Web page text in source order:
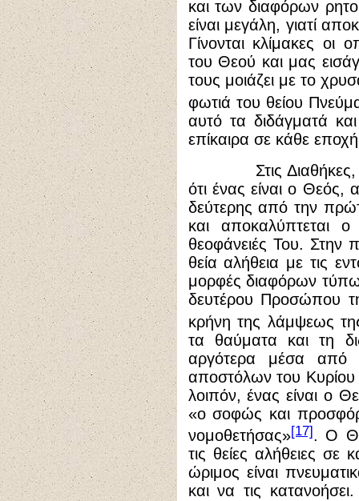
και των διαφόρων
είναι μεγάλη, γιατί
Γίνονται κλίμακες
του Θεού και μας
τους μοιάζει με το
φωτιά του θείου
αυτό τα διδάγματά
επίκαιρα σε κάθε
Στις Διαθήκες,
ότι ένας είναι ο Θεός,
δεύτερης από την
και αποκαλύπτεται
θεοφάνειές Του. Στην
θεία αλήθεια με τις
μορφές διαφόρων
δευτέρου Προσώπου
κρήνη της λάμψεως
τα θαύματα και τη
αργότερα μέσα από
αποστόλων του
λοιπόν, ένας είναι ο
«ο σοφώς και
νομοθετήσας»[17]. Ο
τις θείες αλήθειες
ώριμος είναι
και να τις